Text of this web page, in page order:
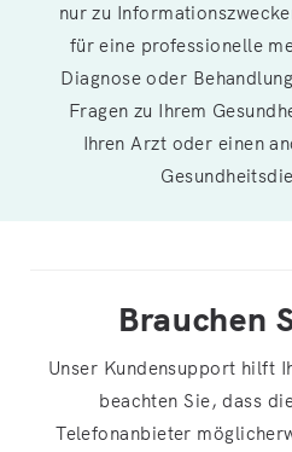
nur zu
für eine professionelle
Diagnose oder
Fragen zu Ihrem
Ihren Arzt oder einen
Brauchen
Unser Kundensupport hilft
beachten Sie, dass
Telefonanbieter